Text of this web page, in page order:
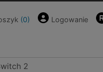
(0) Logowanie
2